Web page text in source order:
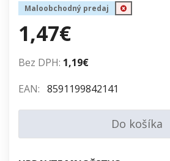
Maloobchodný predaj
1,47€
Bez DPH: 1,19€
EAN: 8591199842141
Do košíka